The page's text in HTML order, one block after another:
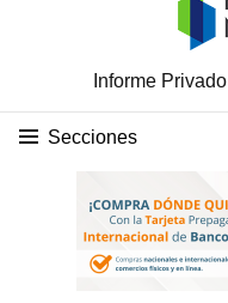
Informe Privado
Secciones